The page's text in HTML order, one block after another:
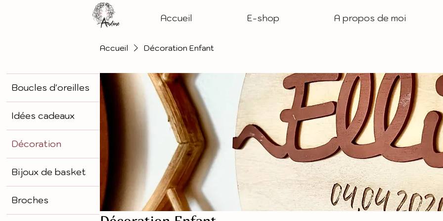
Accueil E-shop A propos de moi
Accueil Décoration Enfant
Boucles d'oreilles
Idées cadeaux
Décoration
Bijoux de basket
Broches